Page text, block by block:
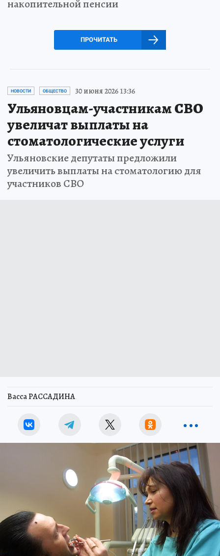
накопительной пенсии
ПРОЧИТАТЬ
НОВОСТИ ОБЩЕСТВО 30 июня 2026 13:36
Ульяновцам-участникам СВО
увеличат выплаты на
стоматологические услуги
Ульяновские депутаты предложили
увеличить выплаты на стоматологию для
участников СВО
Васса РАССАДИНА